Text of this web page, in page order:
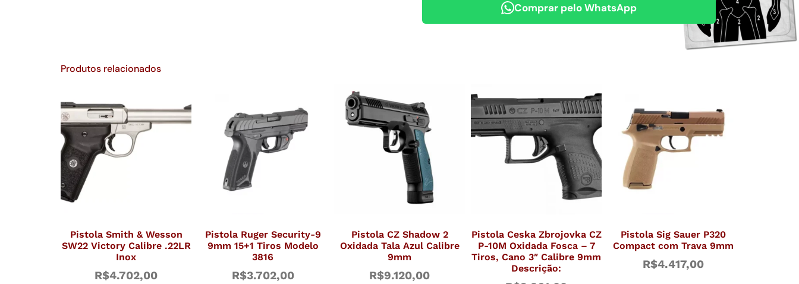
Comprar pelo WhatsApp
Produtos relacionados
Pistola Smith & Wesson
SW22 Victory Calibre .22LR
Inox
R$4.702,00
Pistola Ruger Security-9
9mm 15+1 Tiros Modelo
3816
R$3.702,00
Pistola CZ Shadow 2
Oxidada Tala Azul Calibre
9mm
R$9.120,00
Pistola Ceska Zbrojovka CZ
P-10M Oxidada Fosca – 7
Tiros, Cano 3″ Calibre 9mm
Descrição:
Pistola Sig Sauer P320
Compact com Trava 9mm
R$4.417,00